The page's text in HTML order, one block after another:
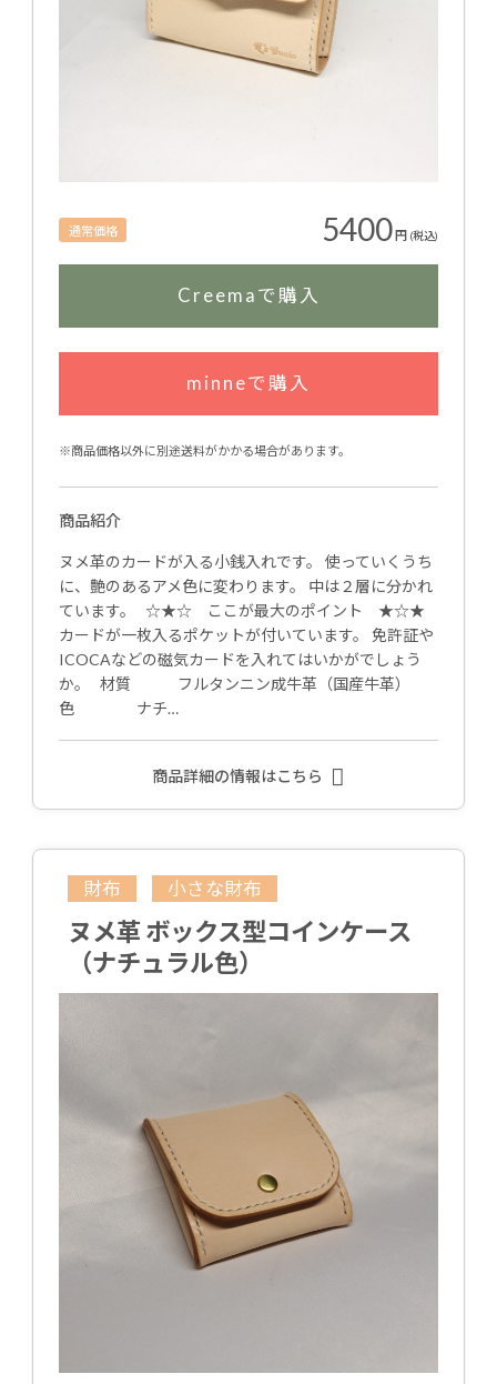
通常価格 5400円 (税込)
Creemaで購入
minneで購入
※商品価格以外に別途送料がかかる場合があります。
商品紹介
ヌメ革のカードが入る小銭入れです。 使っていくうち
に、艶のあるアメ色に変わります。 中は２層に分かれ
ています。 ☆★☆ ここが最大のポイント ★☆★
カードが一枚入るポケットが付いています。 免許証や
ICOCAなどの磁気カードを入れてはいかがでしょう
か。 材質 フルタンニン成牛革（国産牛革）
色 ナチ…
商品詳細の情報はこちら
財布 小さな財布
ヌメ革 ボックス型コインケース
（ナチュラル色）